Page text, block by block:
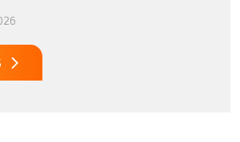
atuam com importação e exportação,
setores que […]